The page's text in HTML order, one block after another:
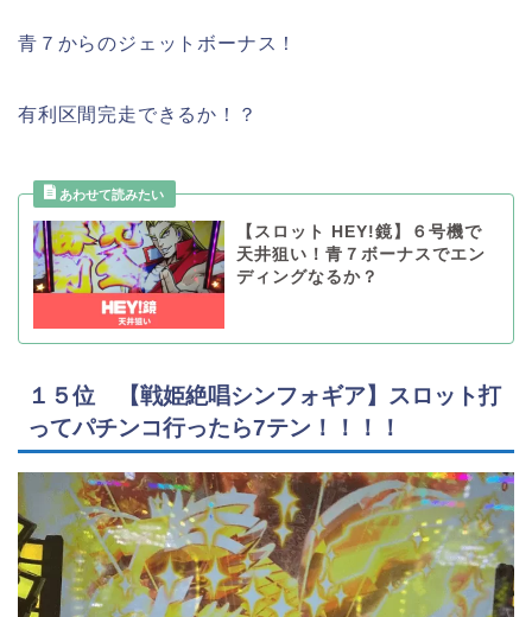
青７からのジェットボーナス！
有利区間完走できるか！？
【スロット HEY!鏡】６号機で
天井狙い！青７ボーナスでエン
ディングなるか？
１５位 【戦姫絶唱シンフォギア】スロット打
ってパチンコ行ったら7テン！！！！